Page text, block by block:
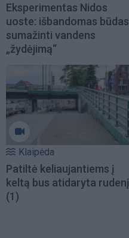
Eksperimentas Nidos
uoste: išbandomas būdas
sumažinti vandens
„žydėjimą“
Klaipėda
Patiltė keliaujantiems į
keltą bus atidaryta rudenį
(1)